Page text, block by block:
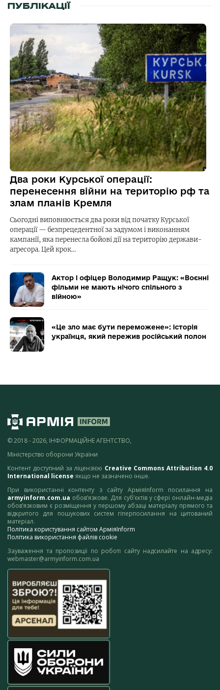
ПУБЛІКАЦІЇ
Два роки Курської операції:
перенесення війни на територію рф та
злам планів Кремля
Сьогодні виповнюється два роки від початку Курської
операції — безпрецедентної за задумом і виконанням
кампанії, яка перенесла бойові дії на територію держави-
агресора. Цей крок…
Актор і офіцер Володимир Ращук: «Воєнні
фільми не мають нічого спільного з
війною»
«Це зло має бути переможене»: історія
українця, який пережив російський полон
© 2018 - 2026, ІНФОРМАЦІЙНЕ АГЕНТСТВО,
Міністерство оборони України
Контент доступний за ліцензією Creative Commons Attribution 4.0
International license якщо не зазначено інше.
При використанні контенту з сайту АрміяInform посилання на
armyinform.com.ua обов’язкове. Для суб’єктів у сфері онлайн-медіа
обов’язковим є розміщення у першому абзаці матеріалу прямого та
відкритого для пошукових систем гіперпосилання на цитований
матеріал.
Політика користування сайтом АрміяInform
Політика використання файлів cookie
Зауваження та пропозиції по роботі сайту надсилайте на адресу:
webmaster@armyinform.com.ua